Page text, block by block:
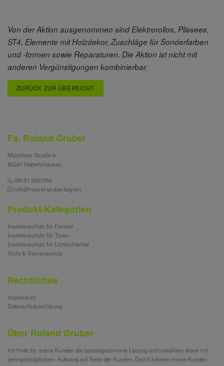
ZURÜCK ZUR ÜBERSICHT
Von der Aktion ausgenommen sind Elektrorollos, Plissees,
ST4, Elemente mit Holzdekor, Zuschläge für Sonderfarben
und -formen sowie Reparaturen. Die Aktion ist nicht mit
anderen Vergünstigungen kombinierbar.
Fa. Roland Gruber
Münchner Straße 6
85241 Hebertshausen
08131 2607050
info@roland-gruber.bayern
Produkt-Kategorien
Insektenschutz für Fenster
Insektenschutz für Türen
Insektenschutz für Lichtschächte
Sicht & Sonnenschutz
Rechtliches
Impressum
Datenschutzerklärung
Über Roland Gruber
Ich finde für meine Kunden die bestabgestimmte Lösung und installiere diese mit
geringstmöglichem Aufwand auf Seite der Kunden. Damit können meine Kunden